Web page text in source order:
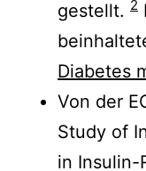
gestellt. 2
Diabetes
Von der
Study of
in Insulin-